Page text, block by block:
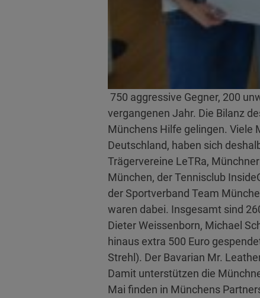
750 aggressive Gegner, 200
vergangenen Jahr. Die Bilanz
Münchens Hilfe gelingen. Viele
Deutschland, haben sich
Trägervereine LeTRa,
München, der Tennisclub
der Sportverband Team
waren dabei. Insgesamt sind
Dieter Weissenborn, Michael
hinaus extra 500 Euro
Strehl). Der Bavarian Mr.
Damit unterstützen die
Mai finden in Münchens